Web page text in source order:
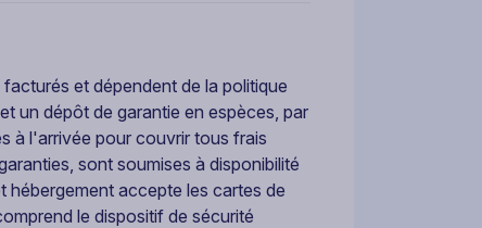
et dépendent de la politique
un dépôt de garantie en espèces, par
à l'arrivée pour couvrir tous frais
sont soumises à disponibilité
hébergement accepte les cartes de
le dispositif de sécurité